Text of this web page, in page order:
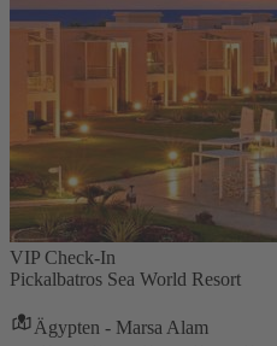
VIP Check-In
Pickalbatros Sea World Resort
Ägypten - Marsa Alam